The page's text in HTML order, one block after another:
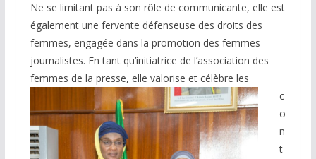
Ne se limitant pas à son rôle de communicante, elle est
également une fervente défenseuse des droits des
femmes, engagée dans la promotion des femmes
journalistes. En tant qu’initiatrice de l’association des
femmes de la presse, elle valorise et célèbre les
c
o
n
t